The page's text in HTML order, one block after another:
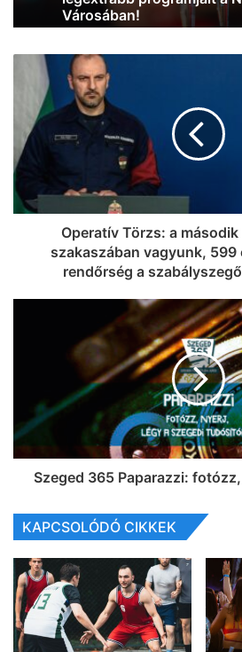
Operatív Törzs: a
szakaszában vagyunk, 599
rendőrség a
Szeged 365 Paparazzi:
KAPCSOLÓDÓ CIKKEK